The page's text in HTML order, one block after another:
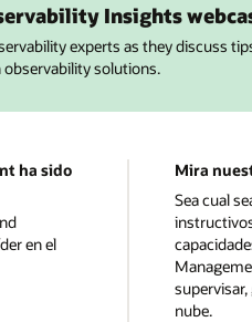
Insights
experts as they discuss
solutions.
ha sido
en el
Mira
Sea cual
nube.